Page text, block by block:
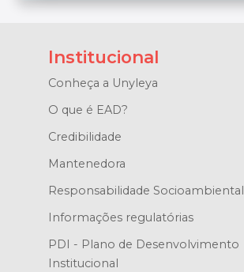
Institucional
Conheça a Unyleya
O que é EAD?
Credibilidade
Mantenedora
Responsabilidade Socioambiental
Informações regulatórias
PDI - Plano de Desenvolvimento
Institucional